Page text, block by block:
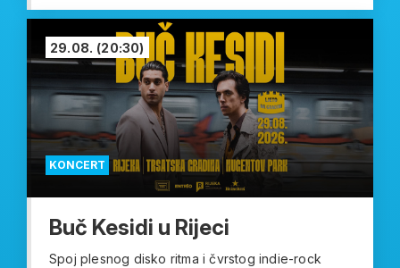
KONCERT
29.08. (20:30)
Buč Kesidi u Rijeci
Spoj plesnog disko ritma i čvrstog indie-rock